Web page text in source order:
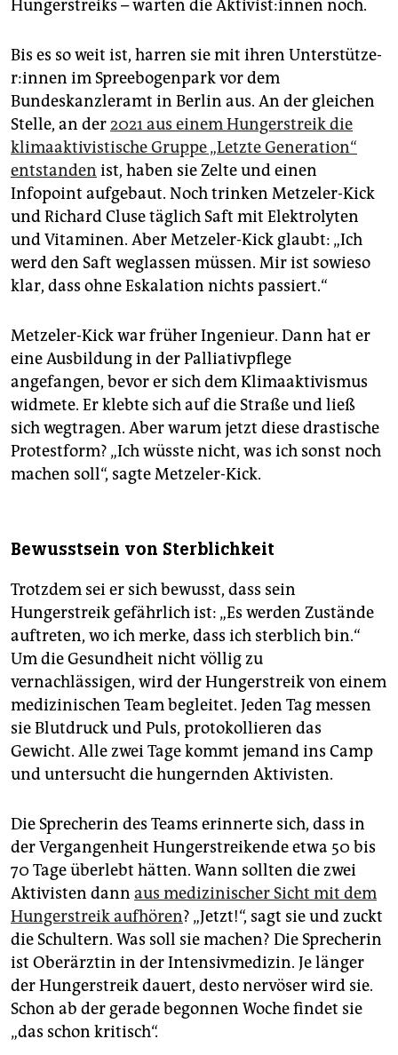
Hungerstreiks – warten die Ak­ti­vis­t:in­nen noch.
Bis es so weit ist, harren sie mit ihren Un­ter­stüt­ze­
r:in­nen im Spreebogenpark vor dem
Bundeskanzleramt in Berlin aus. An der gleichen
Stelle, an der2021 aus einem Hungerstreik die
klimaaktivistische Gruppe „Letzte Generation“
entstanden ist, haben sie Zelte und einen
Infopoint aufgebaut. Noch trinken Metzeler-Kick
und Richard Cluse täglich Saft mit Elektrolyten
und Vitaminen. Aber Metzeler-Kick glaubt: „Ich
werd den Saft weglassen müssen. Mir ist sowieso
klar, dass ohne Eskalation nichts passiert.“
Metzeler-Kick war früher Ingenieur. Dann hat er
eine Ausbildung in der Palliativpflege
angefangen, bevor er sich dem Klimaaktivismus
widmete. Er klebte sich auf die Straße und ließ
sich wegtragen. Aber warum jetzt diese drastische
Protestform? „Ich wüsste nicht, was ich sonst noch
machen soll“, sagte Metzeler-Kick.
Bewusstsein von Sterblichkeit
Trotzdem sei er sich bewusst, dass sein
Hungerstreik gefährlich ist: „Es werden Zustände
auftreten, wo ich merke, dass ich sterblich bin.“
Um die Gesundheit nicht völlig zu
vernachlässigen, wird der Hungerstreik von einem
medizinischen Team begleitet. Jeden Tag messen
sie Blutdruck und Puls, protokollieren das
Gewicht. Alle zwei Tage kommt jemand ins Camp
und untersucht die hungernden Aktivisten.
Die Sprecherin des Teams erinnerte sich, dass in
der Vergangenheit Hungerstreikende etwa 50 bis
70 Tage überlebt hätten. Wann sollten die zwei
Aktivisten dann aus medizinischer Sicht mit dem
Hungerstreik aufhören? „Jetzt!“, sagt sie und zuckt
die Schultern. Was soll sie machen? Die Sprecherin
ist Oberärztin in der Intensivmedizin. Je länger
der Hungerstreik dauert, desto nervöser wird sie.
Schon ab der gerade begonnen Woche findet sie
„das schon kritisch“.